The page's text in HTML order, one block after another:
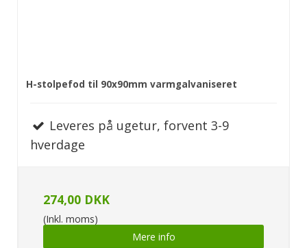
H-stolpefod til 90x90mm varmgalvaniseret
Leveres på ugetur, forvent 3-9
hverdage
274,00 DKK
(Inkl. moms)
Mere info